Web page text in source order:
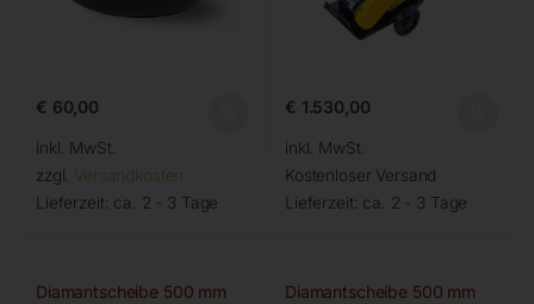
€ 60,00
inkl. MwSt.
zzgl. Versandkosten
Lieferzeit: ca. 2 - 3 Tage
€ 1.530,00
inkl. MwSt.
Kostenloser Versand
Lieferzeit: ca. 2 - 3 Tage
Diamantscheibe 500 mm Diamantscheibe 500 mm